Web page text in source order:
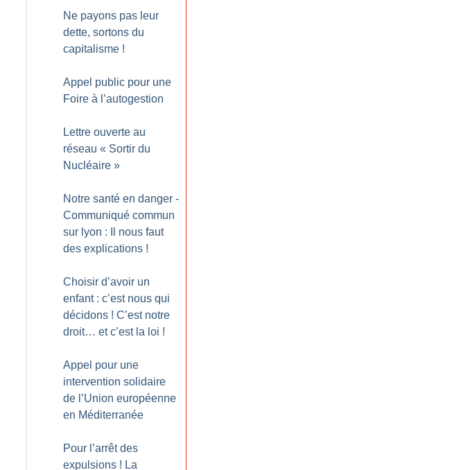
Ne payons pas leur
dette, sortons du
capitalisme !
Appel public pour une
Foire à l’autogestion
Lettre ouverte au
réseau « Sortir du
Nucléaire »
Notre santé en danger -
Communiqué commun
sur lyon : Il nous faut
des explications !
Choisir d’avoir un
enfant : c’est nous qui
décidons ! C’est notre
droit… et c’est la loi !
Appel pour une
intervention solidaire
de l’Union européenne
en Méditerranée
Pour l’arrêt des
expulsions ! La